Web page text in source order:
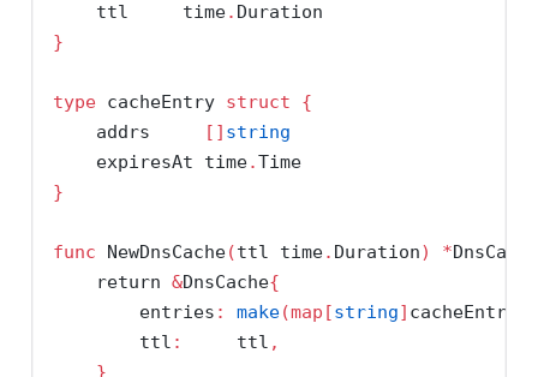
    ttl     time
. Duration
}
type cacheEntry struct
{
    addrs
[] string
    expiresAt time
.Time
}
func NewDnsCache(ttl time. Duration) *
return &DnsCache{
        entries
: make(map [string] cacheEntry
        ttl
:
     ttl
,
}